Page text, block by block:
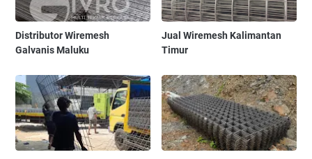
Distributor Wiremesh
Galvanis Maluku
Jual Wiremesh Kalimantan
Timur